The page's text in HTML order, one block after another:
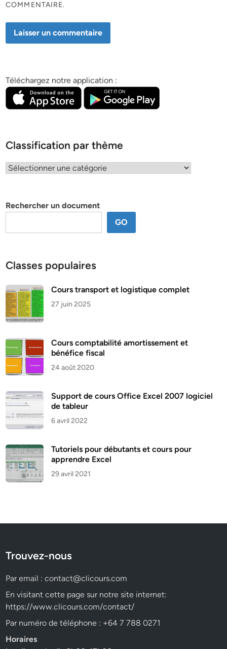
COMMENTAIRE.
Téléchargez notre application :
Classification par thème
Classification
Rechercher un document
GO
Classes populaires
Cours transport et logistique complet
27 juin 2025
Cours comptabilité amortissement et
bénéfice fiscal
24 août 2020
Support de cours Office Excel 2007 logiciel
de tableur
6 avril 2022
Tutoriels pour débutants et cours pour
apprendre Excel
29 avril 2021
Trouvez-nous
Par email :contact@clicours.com
En visitant cette page sur notre site internet:
https://www.clicours.com/contact/
Par numéro de téléphone : +64 7 788 0271
Horaires